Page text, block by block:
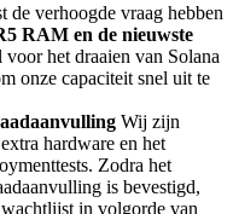
de verhoogde vraag hebben
RAM en de nieuwste
het draaien van Solana
onze capaciteit snel uit te
Wij zijn
hardware en het
Zodra het
is bevestigd,
in volgorde van